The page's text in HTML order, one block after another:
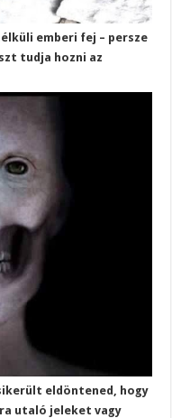
emberi fej – persze
tudja hozni az
eldöntened, hogy
utaló jeleket vagy